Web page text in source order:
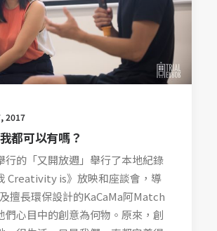
2017
都可以有嗎？
行的「又開放週」舉行了本地紀錄
Creativity is》放映和座談會，導
擅長環保設計的KaCaMa阿Match
們心目中的創意為何物。原來，創